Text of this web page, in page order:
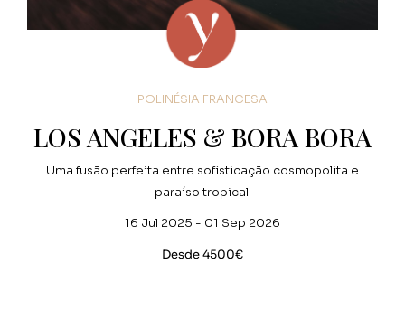
POLINÉSIA FRANCESA
LOS ANGELES & BORA BORA
Uma fusão perfeita entre sofisticação cosmopolita e
paraíso tropical.
16 Jul 2025 - 01 Sep 2026
Desde 4500€